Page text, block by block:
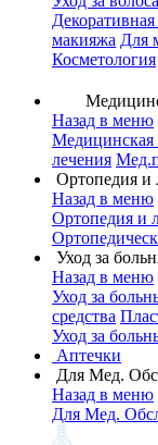
макияжа Для
Косметология
Назад в меню
Медицинская
лечения
Ортопедия и
Назад в меню
Ортопедия и
Уход за
Назад в меню
Уход за
средства
Уход за
Аптечки
Для Мед.
Назад в меню
Для Мед.